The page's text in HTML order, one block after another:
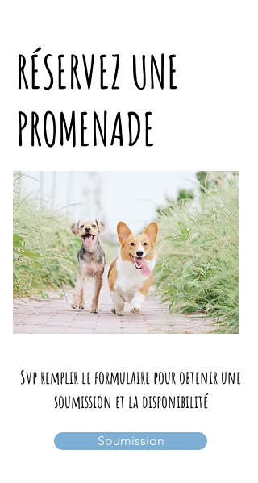
RÉSERVEZ UNE
PROMENADE
Svp remplir le formulaire pour obtenir une
soumission et la disponibilité
Soumission